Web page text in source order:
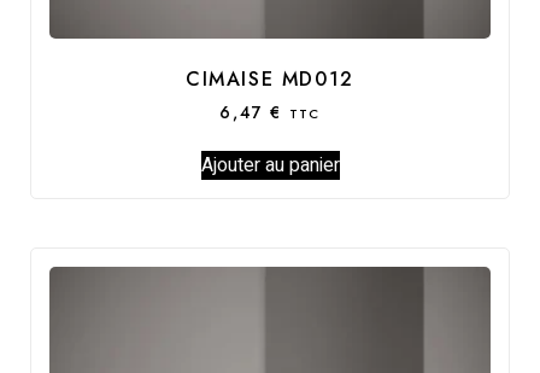
CIMAISE MD012
6,47€ TTC
Ajouter au panier